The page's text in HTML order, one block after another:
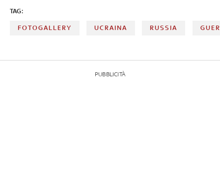
TAG:
FOTOGALLERY UCRAINA RUSSIA
PUBBLICITÀ